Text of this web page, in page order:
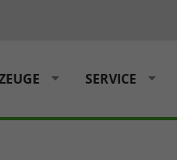
SERVICE